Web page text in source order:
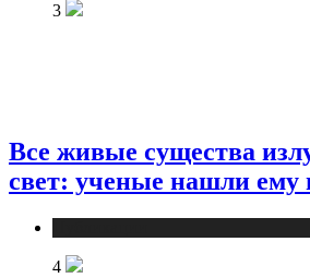
3
Все живые существа
свет: ученые нашли ему
4